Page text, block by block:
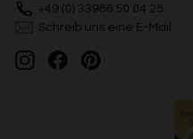
+49 (0) 33986 50 04 25
Schreib uns eine E-Mail
InstagramFacebookPinterest